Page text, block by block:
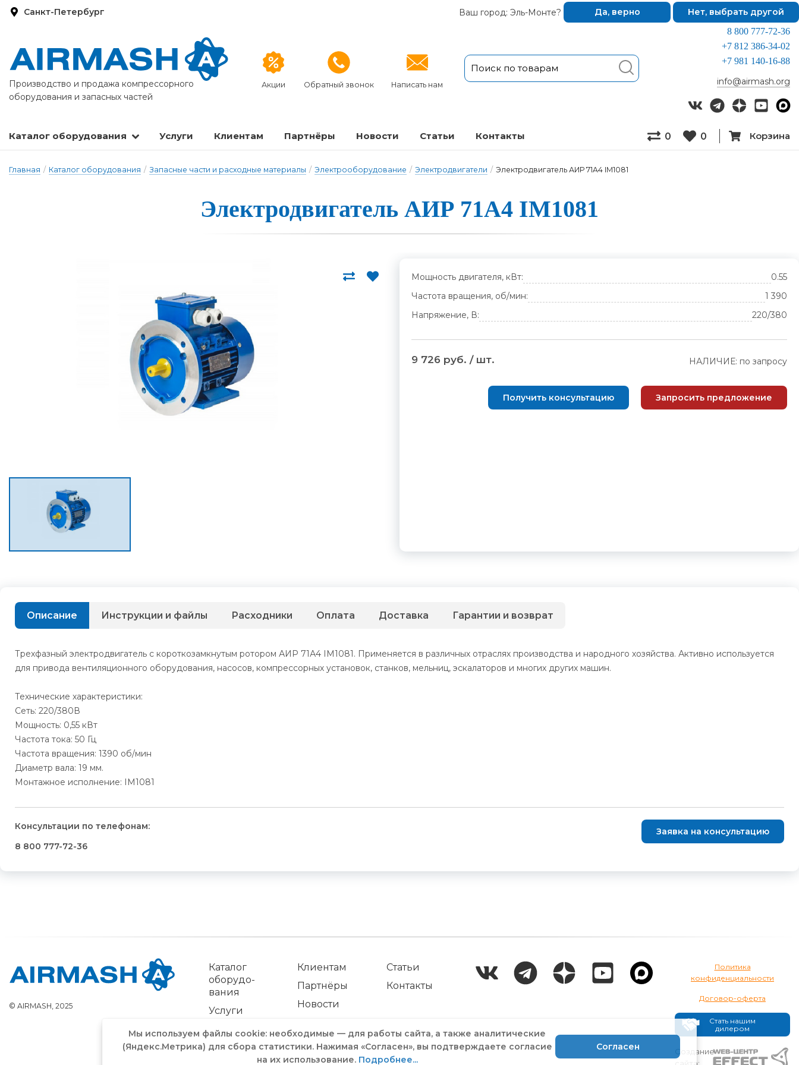
Санкт-Петербург Ваш город: Эль-Монте? Да, верно Нет, выбрать другой
Производство и продажа компрессорного
оборудования и запасных частей
Акции Обратный звонок Написать нам
8 800 777-72-36
+7 812 386-34-02
+7 981 140-16-88
info@airmash.org
Каталог оборудования Услуги Клиентам Партнёры Новости Статьи Кон­так­ты 0 0 Корзина
Главная / Каталог оборудования / Запасные части и расходные материалы / Электрооборудование / Электродвигатели / Электродвигатель АИР 71A4 IM1081
Электрод­ви­га­тель А­ИР 71A4 IM1081
Мощность двигателя, кВт:
0.55
Частота вращения, об/мин:
1 390
Напряжение, В:
220/380
9 726 руб. / шт. НАЛИЧИЕ: по запросу
Получить консультацию Запросить предложение
Описание
Трехфазный электродвигатель с короткозамкнутым ротором АИР 71А4 IM1081. Применяется в различных отраслях производства и народного хозяйства. Активно используется
для привода вентиляционного оборудования, насосов, компрессорных установок, станков, мельниц, эскалаторов и многих других машин.
Технические характеристики:
Сеть: 220/380В
Мощность: 0,55 кВт
Частота тока: 50 Гц
Частота вращения: 1390 об/мин
Диаметр вала: 19 мм.
Монтажное исполнение: IM1081
Инструкции и файлы Расходники Оплата Доставка Гарантии и возврат
Консультации по телефонам:
8 800 777-72-36
Заявка на консультацию
© AIRMASH, 2025
Каталог
обо­рудо­
вания
Услуги
Клиентам
Партнёры
Новости
Статьи
Контакты
Политика
конфиденциальности
Договор-оферта
Стать нашим
дилером
Создание
Мы используем файлы cookie: необходимые — для работы сайта, а также аналитические
(Яндекс.Метрика) для сбора статистики. Нажимая «Согласен», вы подтверждаете согласие
на их использование. Подробнее...
Согласен